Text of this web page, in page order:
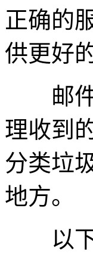
正确的
供更好
邮件
理收到
分类垃
地方。
以下